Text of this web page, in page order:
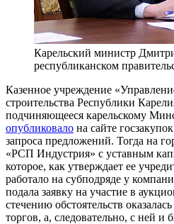
Карельский министр
республиканском
Казенное учреждение
строительства Республики
подчиняющееся карельскому
опубликовало на сайте
запроса предложений. Тогда на
«РСП Индустрия» с уставным
которое, как утверждает ее
работало на субподряде у
подала заявку на участие в
стечению обстоятельств
торгов, а, следовательно, с ней и